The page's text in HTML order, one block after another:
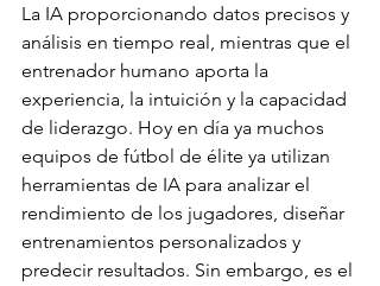
La IA proporcionando datos precisos y
análisis en tiempo real, mientras que el
entrenador humano aporta la
experiencia, la intuición y la capacidad
de liderazgo. Hoy en día ya muchos
equipos de fútbol de élite ya utilizan
herramientas de IA para analizar el
rendimiento de los jugadores, diseñar
entrenamientos personalizados y
predecir resultados. Sin embargo, es el